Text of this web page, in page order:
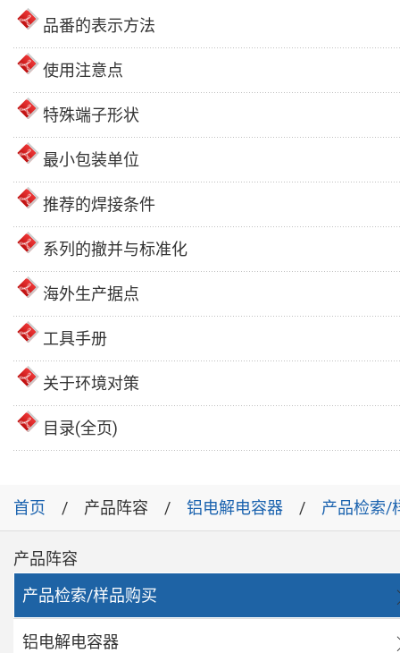
品番的表示方法
使用注意点
特殊端子形状
最小包装单位
推荐的焊接条件
系列的撤并与标准化
海外生产据点
工具手册
关于环境对策
目录(全页)
首页 产品阵容 铝电解电容器 产品检索/
产品阵容
产品检索/样品购买
铝电解电容器